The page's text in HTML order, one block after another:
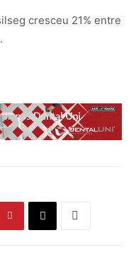
cresceu 21% entre